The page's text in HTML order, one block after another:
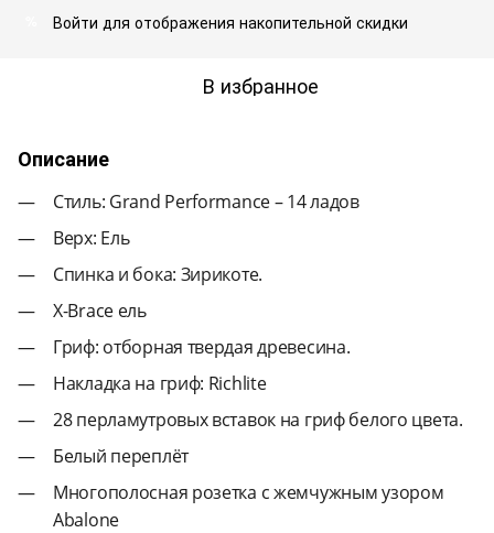
Войти для отображения накопительной скидки
В избранное
Описание
Стиль: Grand Performance – 14 ладов
Верх: Ель
Спинка и бока: Зирикоте.
X-Brace ель
Гриф: отборная твердая древесина.
Накладка на гриф: Richlite
28 перламутровых вставок на гриф белого цвета.
Белый переплёт
Многополосная розетка с жемчужным узором
Abalone